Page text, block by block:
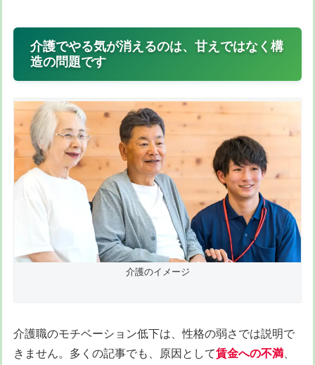
介護でやる気が消えるのは、甘えではなく構
造の問題です
介護のイメージ
介護職のモチベーション低下は、性格の弱さでは説明で
きません。多くの記事でも、原因として賃金への不満、